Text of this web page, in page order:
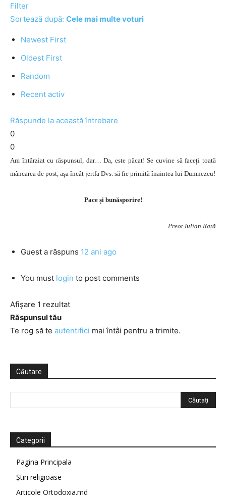
Filter
Sortează după: Cele mai multe voturi
Newest First
Oldest First
Random
Recent activ
Răspunde la această întrebare
0
0
Am întârziat cu răspunsul, dar… Da, este păcat! Se cuvine să faceți toată
mâncarea de post, așa încât jertfa Dvs. să fie primită înaintea lui Dumnezeu!
Pace și bunăsporire!
Preot Iulian Rață
Guest a răspuns 12 ani ago
You must login to post comments
Afișare 1 rezultat
Răspunsul tău
Te rog să te autentifici mai întâi pentru a trimite.
Căutare
Categorii
Pagina Principala
Știri religioase
Articole Ortodoxia.md